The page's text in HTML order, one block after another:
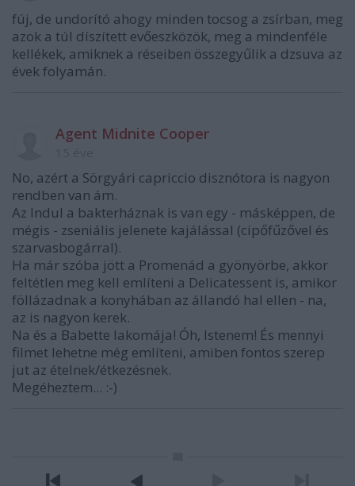
fúj, de undorító ahogy minden tocsog a zsírban, meg
azok a túl díszített evőeszközök, meg a mindenféle
kellékek, amiknek a réseiben összegyűlik a dzsuva az
évek folyamán.
Agent Midnite Cooper
No, azért a Sörgyári capriccio disznótora is nagyon
rendben van ám.
Az Indul a bakterháznak is van egy - másképpen, de
mégis - zseniális jelenete kajálással (cipőfűzővel és
szarvasbogárral).
Ha már szóba jött a Promenád a gyönyörbe, akkor
feltétlen meg kell említeni a Delicatessent is, amikor
föllázadnak a konyhában az állandó hal ellen - na,
az is nagyon kerek.
Na és a Babette lakomája! Óh, Istenem! És mennyi
filmet lehetne még említeni, amiben fontos szerep
jut az ételnek/étkezésnek.
Megéheztem... :-)